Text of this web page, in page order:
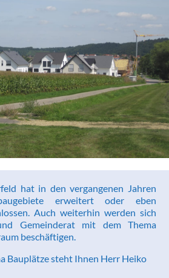
hat in den vergangenen Jahren
erweitert oder eben
Auch weiterhin werden sich
Gemeinderat mit dem Thema
beschäftigen.
Bauplätze steht Ihnen Herr Heiko